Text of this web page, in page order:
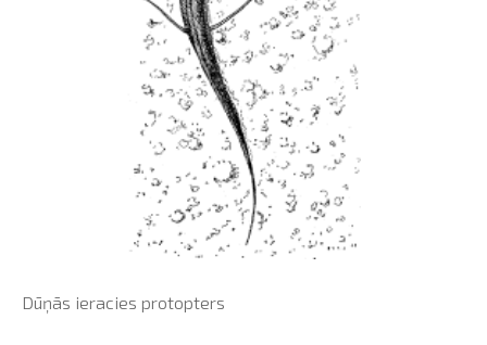
Dūņās ieracies protopters